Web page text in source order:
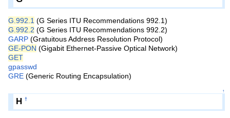
G.992.1 (G Series ITU Recommendations 992.1)
G.992.2 (G Series ITU Recommendations 992.2)
GARP (Gratuitous Address Resolution Protocol)
GE-PON (Gigabit Ethernet-Passive Optical Network)
GET
gpasswd
GRE (Generic Routing Encapsulation)
↑
H †